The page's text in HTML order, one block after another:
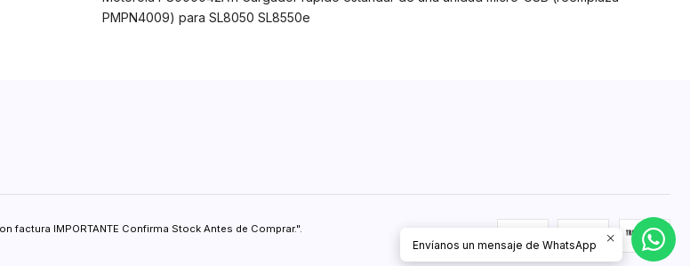
PMPN4009) para SL8050 SL8550e
factura IMPORTANTE Confirma Stock Antes de Comprar.".
Envíanos un mensaje de WhatsApp